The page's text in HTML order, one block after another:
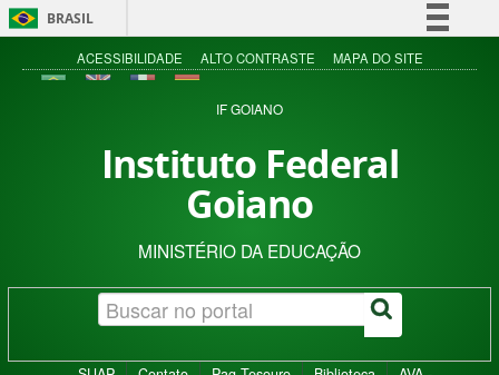
BRASIL
Simplifique!
Acesso à informação
ACESSIBILIDADE ALTO CONTRASTE MAPA DO SITE
IF GOIANO
Instituto Federal
Goiano
MINISTÉRIO DA EDUCAÇÃO